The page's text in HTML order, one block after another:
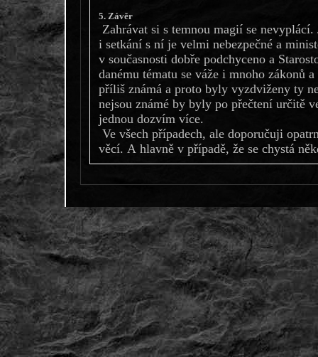
5. Závěr
Zahrávat si s temnou magií se
i setkání s ní je velmi nebezpečné a
v současnosti dobře podchyceno a
danému tématu se váže i mnoho zákonů
příliš známá a proto byly vyzdviženy ty
nejsou známé by byly po přečtení určitě
jednou dozvím více.
Ve všech případech, ale doporučuji
věcí. A hlavně v případě, že se chystá